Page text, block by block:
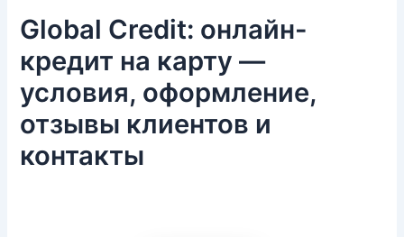
Global Credit: онлайн-
кредит на карту —
условия, оформление,
отзывы клиентов и
контакты